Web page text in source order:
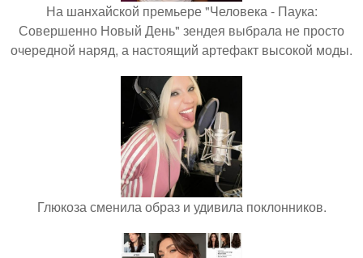
На шанхайской премьере "Человека - Паука:
Совершенно Новый День" зендея выбрала не просто
очередной наряд, а настоящий артефакт высокой моды.
Глюкоза сменила образ и удивила поклонников.